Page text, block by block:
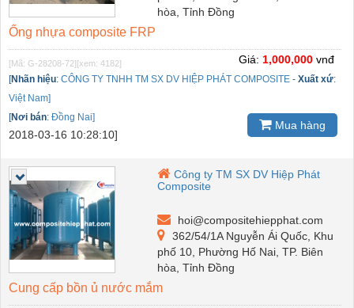
hòa, Tỉnh Đồng
Ống nhựa composite FRP
[Mã: G-28208-72] [xem: 4182]
[Nhãn hiệu: CÔNG TY TNHH TM SX DV HIỆP PHÁT COMPOSITE - Xuất xứ:
Việt Nam]
[Nơi bán: Đồng Nai]
2018-03-16 10:28:10]
Giá: 1,000,000 vnđ
Mua hàng
Công ty TM SX DV Hiệp Phát
Composite
hoi@compositehiepphat.com
362/54/1A Nguyễn Ái Quốc, Khu
phố 10, Phường Hố Nai, TP. Biên
hòa, Tỉnh Đồng
Cung cấp bồn ủ nước mắm